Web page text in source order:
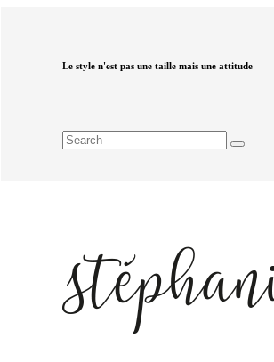
Le style n'est pas une taille mais une attitude